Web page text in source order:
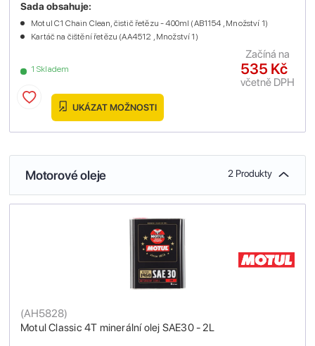
1 Skladem
Sada obsahuje:
Motul C1 Chain Clean, čistič řetězu - 400ml (AB1154 , Množství 1)
Kartáč na čištění řetězu (AA4512 , Množství 1)
535 Kč
včetně DPH
Začíná na
UKÁZAT MOŽNOSTI
Motorové oleje 2 Produkty
Motul Classic 4T minerální olej SAE30 - 2L
(AH5828)